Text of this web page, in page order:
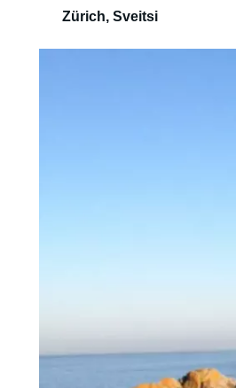
Zürich, Sveitsi